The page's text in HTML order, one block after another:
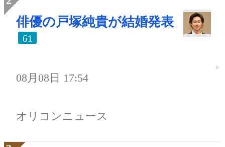
俳優の戸塚純貴が結婚発表
61
08月08日 17:54
オリコンニュース